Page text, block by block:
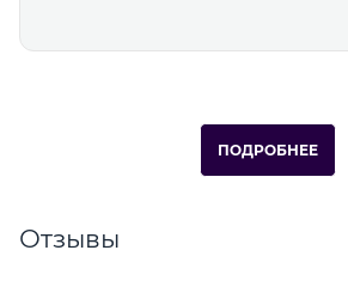
ПОДРОБНЕЕ
Отзывы